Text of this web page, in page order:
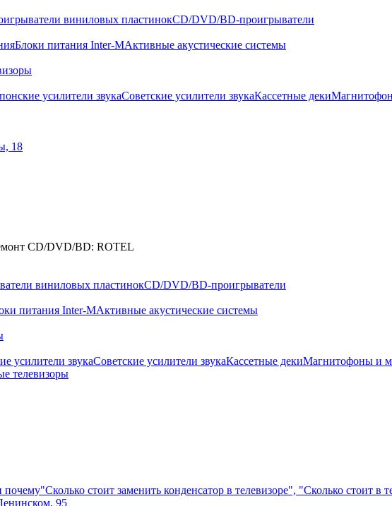
виниловых пластинокCD/DVD/BD-проигрыватели
Блоки питания Inter-MАктивные акустические системы
усилители звукаСоветские усилители звукаКассетные деки
18
CD/DVD/BD: ROTEL
виниловых пластинокCD/DVD/BD-проигрыватели
питания Inter-MАктивные акустические системы
усилители звукаСоветские усилители звукаКассетные декиМагнитофоны и
телевизоры
почему"Сколько стоит заменить конденсатор в телевизоре", "Сколько стоит в
95